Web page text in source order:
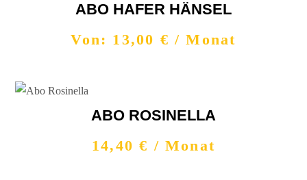
ABO HAFER HÄNSEL
Von: 13,00 € / Monat
ABO ROSINELLA
14,40€ / Monat